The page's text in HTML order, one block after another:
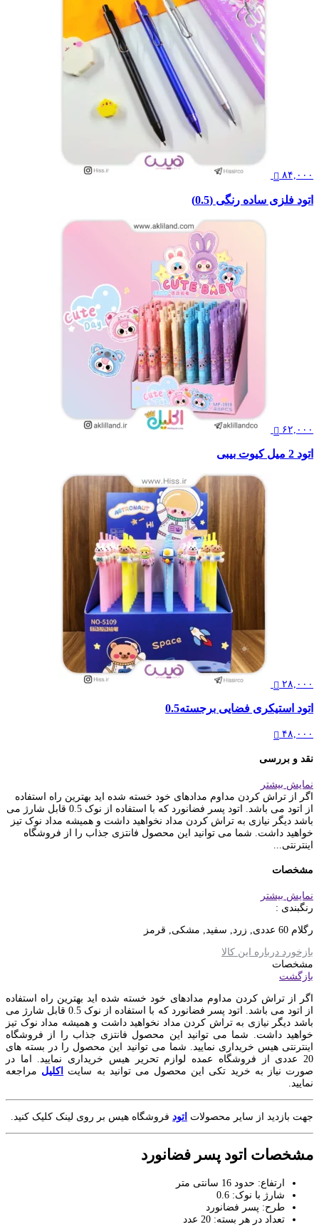
۸۴,۰۰۰
اتود فلزی ساده رنگی (0.5)
۶۲,۰۰۰
اتود 2 میل کیوت بیبی
۲۸,۰۰۰
اتود استیکری فضایی برجسته0.5
۴۸,۰۰۰
نقد و بررسی
نمایش بیشتر
اگر از تراش کردن مداوم مدادهای خود خسته شده اید بهترین راه استفاده
از اتود می باشد. اتود پسر فضانورد که با استفاده از نوک 0.5 قابل شارژ می
باشد دیگر نیازی به تراش کردن مداد نخواهید داشت و همیشه مداد نوک تیز
خواهید داشت. شما می توانید این محصول فانتزی جذاب را از فروشگاه
اینترنتی...
مشخصات
نمایش بیشتر
رنگبندی :
رگلام 60 عددی, زرد, سفید, مشکی, قرمز
بازخورد درباره این کالا
مشخصات
بازگشت
اگر از تراش کردن مداوم مدادهای خود خسته شده اید بهترین راه استفاده
از اتود می باشد. اتود پسر فضانورد که با استفاده از نوک 0.5 قابل شارژ می
باشد دیگر نیازی به تراش کردن مداد نخواهید داشت و همیشه مداد نوک تیز
خواهید داشت. شما می توانید این محصول فانتزی جذاب را از فروشگاه
اینترنتی هیس خریداری نمایید. شما می توانید این محصول را در بسته های
20 عددی از فروشگاه عمده لوازم تحریر هیس خریداری نمایید. اما در
صورت نیاز به خرید تکی این محصول می توانید به سایت
اکلیل مراجعه
نمایید.
جهت بازدید از سایر محصولات اتود فروشگاه هیس بر روی لینک کلیک کنید.
مشخصات اتود پسر فضانورد
ارتفاع: حدود 16 سانتی متر
شارژ با نوک: 0.6
طرح: پسر فضانورد
تعداد در هر بسته: 20 عدد